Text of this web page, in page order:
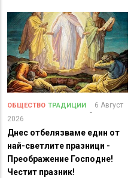
ОБЩЕСТВО ТРАДИЦИИ
6 Август
2026
Днес отбелязваме един от
най-светлите празници -
Преображение Господне!
Честит празник!